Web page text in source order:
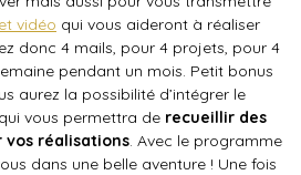
vidéo qui vous aideront à réaliser
donc 4 mails, pour 4 projets, pour 4
pendant un mois. Petit bonus
aurez la possibilité d’intégrer le
qui vous permettra de recueillir des
vos réalisations. Avec le programme
dans une belle aventure ! Une fois